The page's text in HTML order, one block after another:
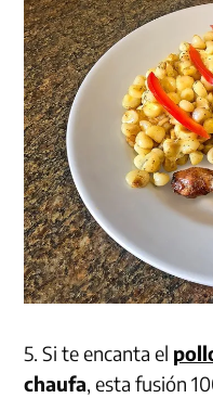
5. Si te encanta el
chaufa, esta fusión